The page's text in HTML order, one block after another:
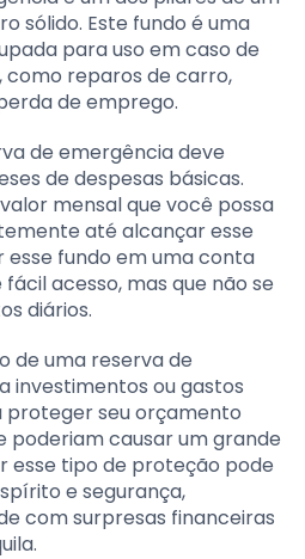
sólido. Este fundo é uma
para uso em caso de
como reparos de carro,
de emprego.
de emergência deve
de despesas básicas.
mensal que você possa
até alcançar esse
fundo em uma conta
acesso, mas que não se
diários.
de uma reserva de
investimentos ou gastos
proteger seu orçamento
poderiam causar um grande
esse tipo de proteção pode
e segurança,
com surpresas financeiras